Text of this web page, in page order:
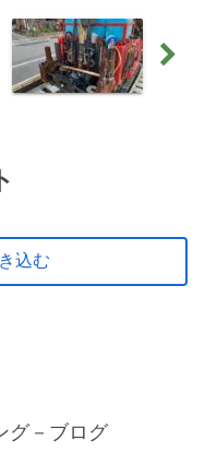
込む
グ－ブログ